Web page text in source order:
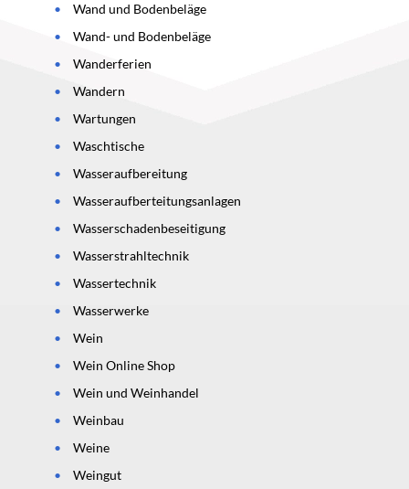
Wand und Bodenbeläge
Wand- und Bodenbeläge
Wanderferien
Wandern
Wartungen
Waschtische
Wasseraufbereitung
Wasseraufberteitungsanlagen
Wasserschadenbeseitigung
Wasserstrahltechnik
Wassertechnik
Wasserwerke
Wein
Wein Online Shop
Wein und Weinhandel
Weinbau
Weine
Weingut